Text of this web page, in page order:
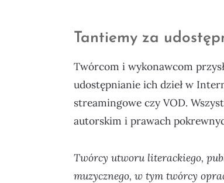
Tantiemy za
Twórcom i wykonawcom
udostępnianie ich dzieł w
streamingowe czy VOD.
autorskim i prawach
Twórcy utworu literackiego,
muzycznego, w tym twórcy